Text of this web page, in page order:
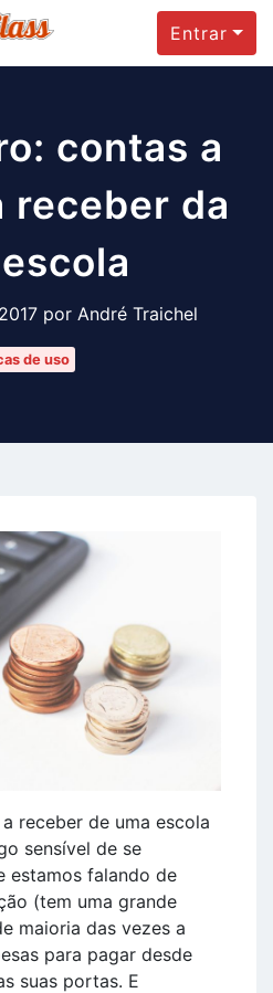
Entrar
contas a
receber da
por André Traichel
de uso
receber de uma escola
sensível de se
estamos falando de
(tem uma grande
maioria das vezes a
para pagar desde
suas portas. E